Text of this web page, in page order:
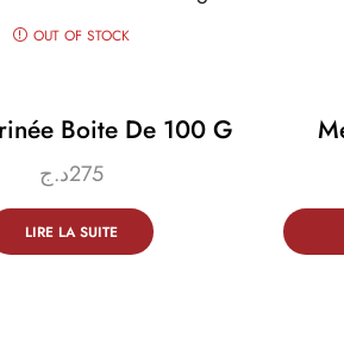
OUT OF STOCK
Boite De 100 G
275د.ج
LIRE LA SUITE